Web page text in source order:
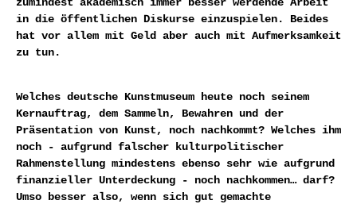
in die öffentlichen Diskurse einzuspielen. Beides
hat vor allem mit Geld aber auch mit Aufmerksamkeit
zu tun.
Welches deutsche Kunstmuseum heute noch seinem
Kernauftrag, dem Sammeln, Bewahren und der
Präsentation von Kunst, noch nachkommt? Welches ihm
noch - aufgrund falscher kulturpolitischer
Rahmenstellung mindestens ebenso sehr wie aufgrund
finanzieller Unterdeckung - noch nachkommen… darf?
Umso besser also, wenn sich gut gemachte